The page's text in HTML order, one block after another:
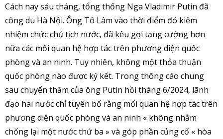
Cách nay sáu tháng, tổng thống Nga Vladimir Putin đã
công du Hà Nội. Ông Tô Lâm vào thời điểm đó kiêm
nhiệm chức chủ tịch nước, đã kêu gọi tăng cường hơn
nữa các mối quan hệ hợp tác trên phương diện quốc
phòng và an ninh. Tuy nhiên, không một thỏa thuận
quốc phòng nào được ký kết. Trong thông cáo chung
sau chuyến thăm của ông Putin hồi tháng 6/2024, lãnh
đạo hai nước chỉ tuyên bố rằng mối quan hệ hợp tác trên
phương diện quốc phòng và an ninh « không nhằm
chống lại một nước thứ ba » và góp phần củng cố « hòa